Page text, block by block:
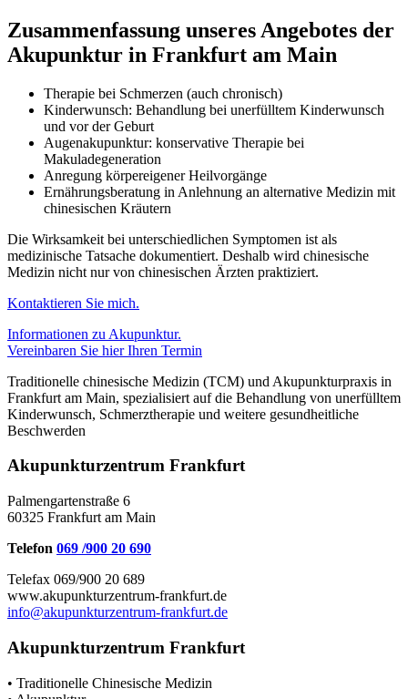
Zusammenfassung unseres Angebotes der
Akupunktur in Frankfurt am Main
Therapie bei Schmerzen (auch chronisch)
Kinderwunsch: Behandlung bei unerfülltem Kinderwunsch
und vor der Geburt
Augenakupunktur: konservative Therapie bei
Makuladegeneration
Anregung körpereigener Heilvorgänge
Ernährungsberatung in Anlehnung an alternative Medizin mit
chinesischen Kräutern
Die Wirksamkeit bei unterschiedlichen Symptomen ist als
medizinische Tatsache dokumentiert. Deshalb wird chinesische
Medizin nicht nur von chinesischen Ärzten praktiziert.
Kontaktieren Sie mich.
Informationen zu Akupunktur.
Vereinbaren Sie hier Ihren Termin
Traditionelle chinesische Medizin (TCM) und Akupunkturpraxis in
Frankfurt am Main, spezialisiert auf die Behandlung von unerfülltem
Kinderwunsch, Schmerztherapie und weitere gesundheitliche
Beschwerden
Akupunkturzentrum Frankfurt
Palmengartenstraße 6
60325 Frankfurt am Main
Telefon 069 /900 20 690
Telefax 069/900 20 689
www.akupunkturzentrum-frankfurt.de
info@akupunkturzentrum-frankfurt.de
Akupunkturzentrum Frankfurt
• Traditionelle Chinesische Medizin